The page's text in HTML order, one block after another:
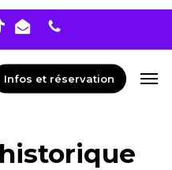
Infos et réservation
Menu